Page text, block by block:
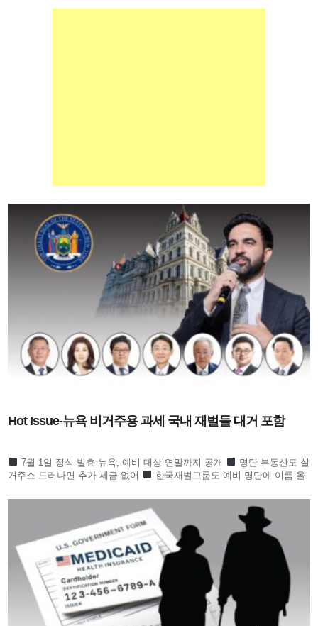
Hot Issue-뉴욕 비거주용 과세 국내 재벌들 대거 포함
7월 1일 정식 발효-뉴욕, 예비 대상 연말까지 공개
명단 부동산도 실
거주소 드러나면 추가 세금 없어
한국재벌그룹도 예비 명단에 이름 올